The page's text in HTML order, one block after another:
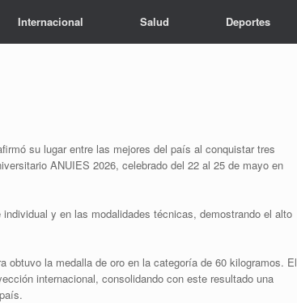
Internacional Salud Deportes
su lugar entre las mejores del país al conquistar tres
ANUIES 2026, celebrado del 22 al 25 de mayo en
y en las modalidades técnicas, demostrando el alto
obtuvo la medalla de oro en la categoría de 60 kilogramos. El
internacional, consolidando con este resultado una